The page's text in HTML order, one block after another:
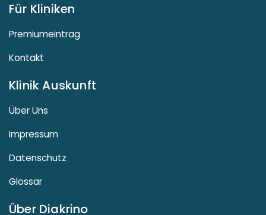
Für Kliniken
Premiumeintrag
Kontakt
Klinik Auskunft
Über Uns
Impressum
Datenschutz
Glossar
Über Diakrino